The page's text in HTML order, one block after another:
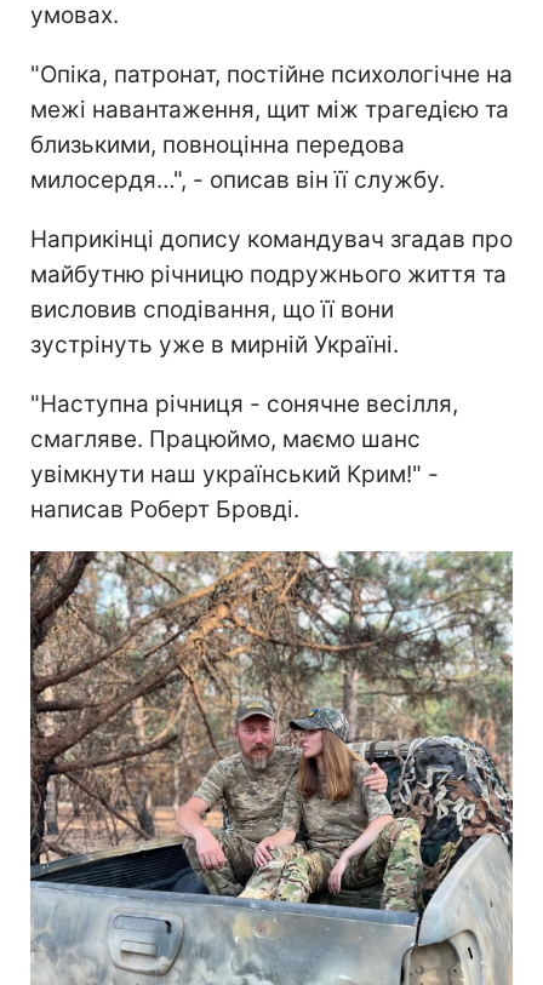
умовах.
"Опіка, патронат, постійне психологічне на
межі навантаження, щит між трагедією та
близькими, повноцінна передова
милосердя…", - описав він її службу.
Наприкінці допису командувач згадав про
майбутню річницю подружнього життя та
висловив сподівання, що її вони
зустрінуть уже в мирній Україні.
"Наступна річниця - сонячне весілля,
смагляве. Працюймо, маємо шанс
увімкнути наш український Крим!" -
написав Роберт Бровді.